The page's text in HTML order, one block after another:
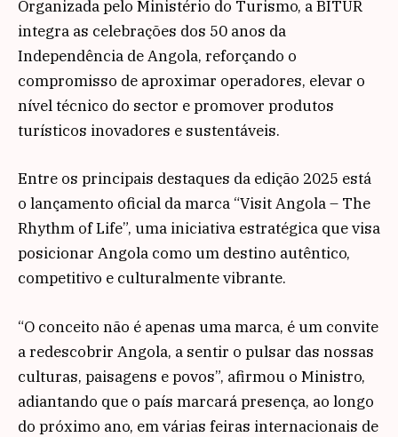
Organizada pelo Ministério do Turismo, a BITUR
integra as celebrações dos 50 anos da
Independência de Angola, reforçando o
compromisso de aproximar operadores, elevar o
nível técnico do sector e promover produtos
turísticos inovadores e sustentáveis.
Entre os principais destaques da edição 2025 está
o lançamento oficial da marca “Visit Angola – The
Rhythm of Life”, uma iniciativa estratégica que visa
posicionar Angola como um destino autêntico,
competitivo e culturalmente vibrante.
“O conceito não é apenas uma marca, é um convite
a redescobrir Angola, a sentir o pulsar das nossas
culturas, paisagens e povos”, afirmou o Ministro,
adiantando que o país marcará presença, ao longo
do próximo ano, em várias feiras internacionais de